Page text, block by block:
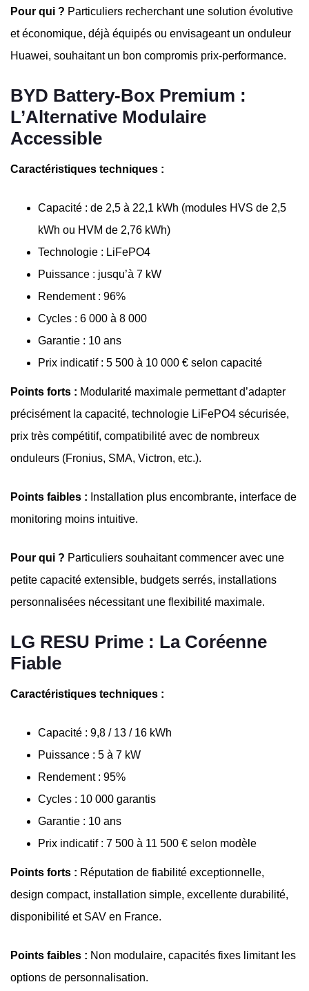
Pour qui ? Particuliers recherchant une solution évolutive
et économique, déjà équipés ou envisageant un onduleur
Huawei, souhaitant un bon compromis prix-performance.
BYD Battery-Box Premium :
L’Alternative Modulaire
Accessible
Caractéristiques techniques :
Capacité : de 2,5 à 22,1 kWh (modules HVS de 2,5
kWh ou HVM de 2,76 kWh)
Technologie : LiFePO4
Puissance : jusqu’à 7 kW
Rendement : 96%
Cycles : 6 000 à 8 000
Garantie : 10 ans
Prix indicatif : 5 500 à 10 000 € selon capacité
Points forts : Modularité maximale permettant d’adapter
précisément la capacité, technologie LiFePO4 sécurisée,
prix très compétitif, compatibilité avec de nombreux
onduleurs (Fronius, SMA, Victron, etc.).
Points faibles : Installation plus encombrante, interface de
monitoring moins intuitive.
Pour qui ? Particuliers souhaitant commencer avec une
petite capacité extensible, budgets serrés, installations
personnalisées nécessitant une flexibilité maximale.
LG RESU Prime : La Coréenne
Fiable
Caractéristiques techniques :
Capacité : 9,8 / 13 / 16 kWh
Puissance : 5 à 7 kW
Rendement : 95%
Cycles : 10 000 garantis
Garantie : 10 ans
Prix indicatif : 7 500 à 11 500 € selon modèle
Points forts : Réputation de fiabilité exceptionnelle,
design compact, installation simple, excellente durabilité,
disponibilité et SAV en France.
Points faibles : Non modulaire, capacités fixes limitant les
options de personnalisation.